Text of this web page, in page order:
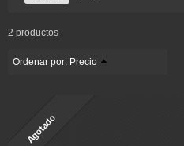
2 productos
Ordenar por: Precio
Agotado